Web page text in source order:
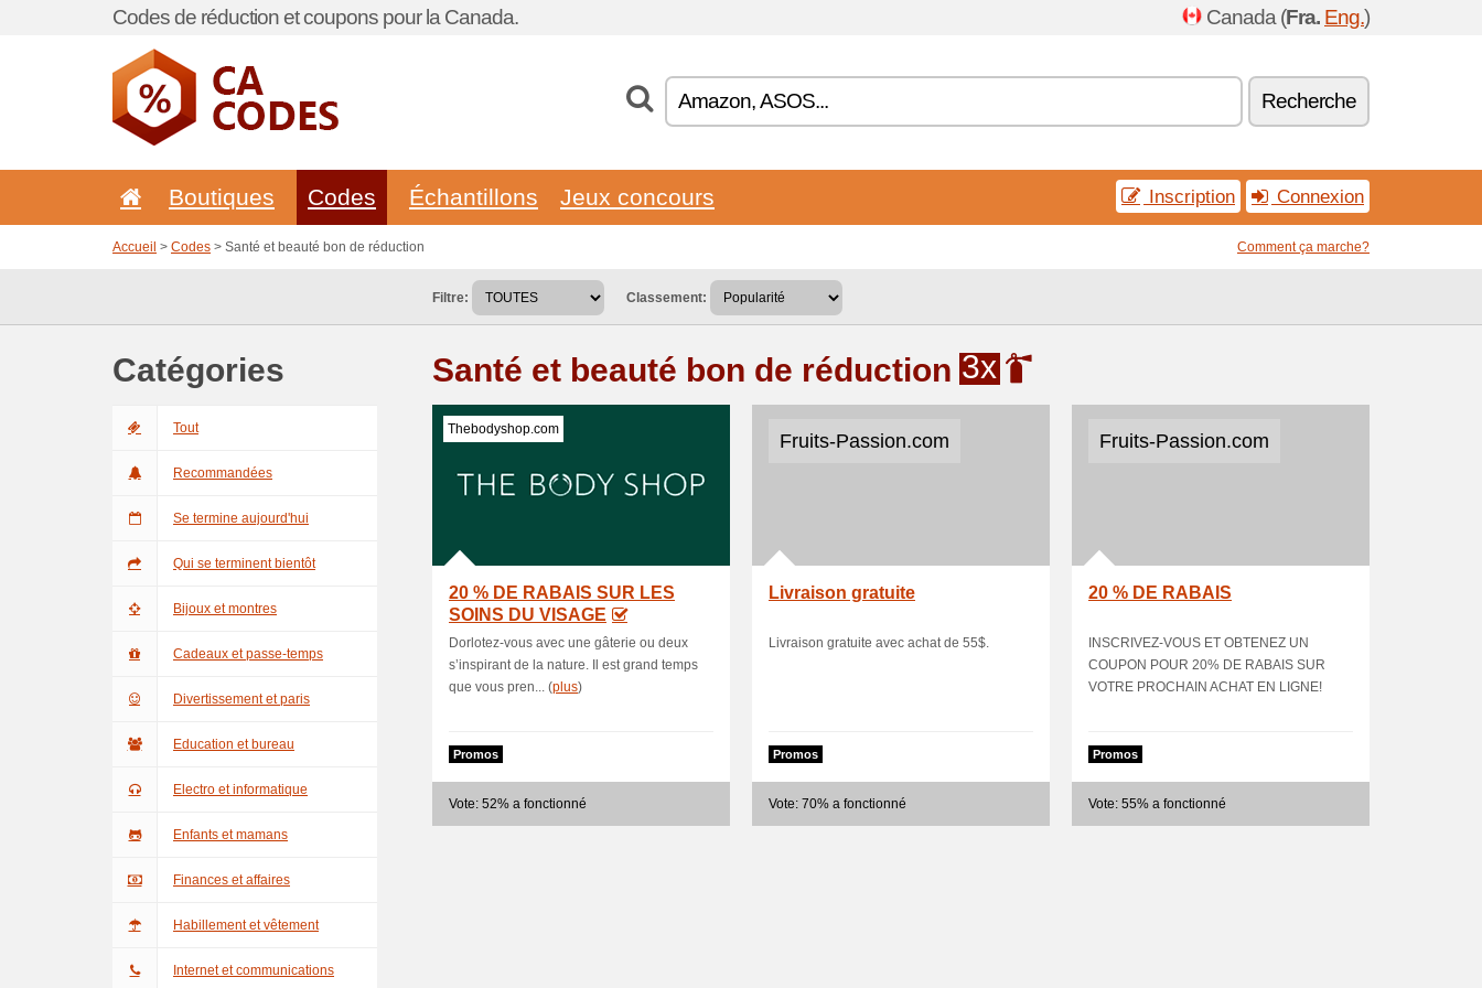
Codes de réduction et coupons pour la Canada. Canada (Fra. Eng.)
Recherche
Boutiques Codes Échantillons Jeux concours Inscription Connexion
Accueil > Codes > Santé et beauté bon de réduction Comment ça marche?
Filtre: Classement:
Catégories
Tout
Recommandées
Se termine aujourd'hui
Qui se terminent bientôt
Bijoux et montres
Cadeaux et passe-temps
Divertissement et paris
Education et bureau
Electro et informatique
Enfants et mamans
Finances et affaires
Habillement et vêtement
Internet et communications
Santé et beauté bon de réduction 3x
Thebodyshop.com
20 % DE RABAIS SUR LES
SOINS DU VISAGE
Dorlotez-vous avec une gâterie ou deux
s’inspirant de la nature. Il est grand temps
que vous pren... (plus)
Promos
Vote: 52% a fonctionné
Fruits-Passion.com
Livraison gratuite
Livraison gratuite avec achat de 55$.
Promos
Vote: 70% a fonctionné
Fruits-Passion.com
20 % DE RABAIS
INSCRIVEZ-VOUS ET OBTENEZ UN
COUPON POUR 20% DE RABAIS SUR
VOTRE PROCHAIN ACHAT EN LIGNE!
Promos
Vote: 55% a fonctionné